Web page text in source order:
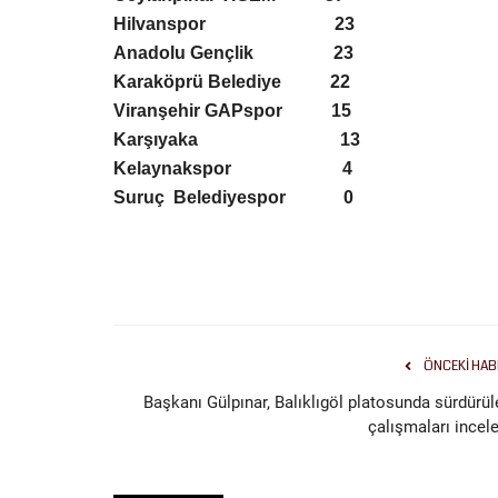
Hilvanspor
23
Anadolu Gençlik
23
Karaköprü Belediye
22
Viranşehir GAPspor
15
Karşıyaka
13
Kelaynakspor
4
Suruç
Belediyespor 0
ÖNCEKI
Başkanı Gülpınar, Balıklıgöl platosunda
çalışmaları
GAİN MEDYA VE ANAHAT
OPERASYONUNDA YENİ